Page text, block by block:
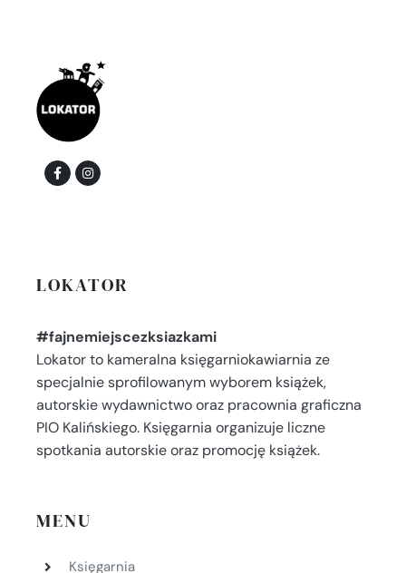
LOKATOR
#fajnemiejscezksiazkami
Lokator to kameralna księgarniokawiarnia ze
specjalnie sprofilowanym wyborem książek,
autorskie wydawnictwo oraz pracownia graficzna
PIO Kalińskiego. Księgarnia organizuje liczne
spotkania autorskie oraz promocję książek.
MENU
Księgarnia